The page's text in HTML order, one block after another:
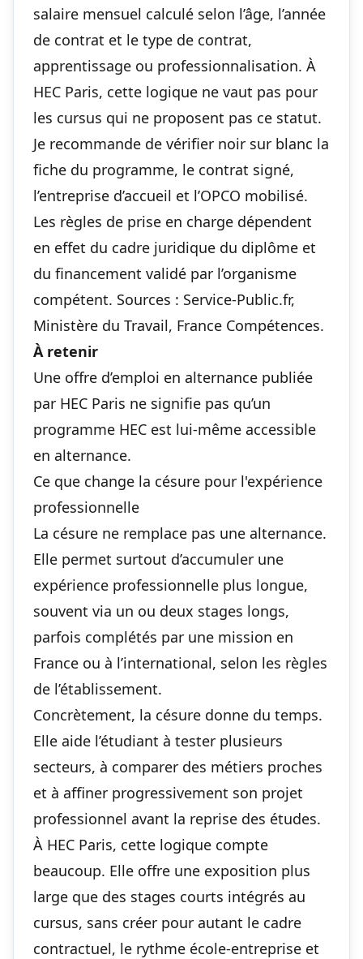
salaire mensuel calculé selon l’âge, l’année
de contrat et le type de contrat,
apprentissage ou professionnalisation. À
HEC Paris, cette logique ne vaut pas pour
les cursus qui ne proposent pas ce statut.
Je recommande de vérifier noir sur blanc la
fiche du programme, le contrat signé,
l’entreprise d’accueil et l’OPCO mobilisé.
Les règles de prise en charge dépendent
en effet du cadre juridique du diplôme et
du financement validé par l’organisme
compétent. Sources : Service-Public.fr,
Ministère du Travail, France Compétences.
À retenir
Une offre d’emploi en alternance publiée
par HEC Paris ne signifie pas qu’un
programme HEC est lui-même accessible
en alternance.
Ce que change la césure pour l'expérience
professionnelle
La césure ne remplace pas une alternance.
Elle permet surtout d’accumuler une
expérience professionnelle plus longue,
souvent via un ou deux stages longs,
parfois complétés par une mission en
France ou à l’international, selon les règles
de l’établissement.
Concrètement, la césure donne du temps.
Elle aide l’étudiant à tester plusieurs
secteurs, à comparer des métiers proches
et à affiner progressivement son projet
professionnel avant la reprise des études.
À HEC Paris, cette logique compte
beaucoup. Elle offre une exposition plus
large que des stages courts intégrés au
cursus, sans créer pour autant le cadre
contractuel, le rythme école-entreprise et